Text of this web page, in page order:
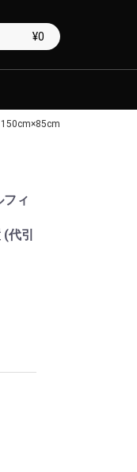
¥0
テーブル 机 ダ
ィ
代引